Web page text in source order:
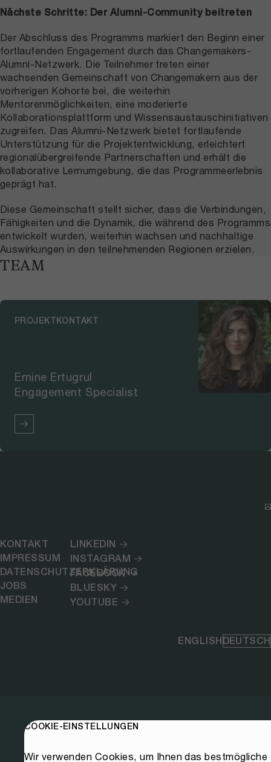
Nächste Schritte: Der Alumni-Community beitreten
Der Abschluss des Programms markiert den Beginn einer
fortlaufenden Engagement durch das Changemakers-
Alumni-Netzwerk. Die Teilnehmer treten einer
wachsenden Gemeinschaft von Changemakern aus der
vorherigen Kohorte bei, die weiterhin
Mentorenmöglichkeiten, eine moderierte
Kollaborationsplattform und Wissensaustauschinitiativen
zugreifen. Das Alumni-Netzwerk bietet fortlaufende
Unterstützung für die Projektentwicklung, erleichtert
regionalübergreifende Partnerschaften und erhält die
kollaborative Lernumgebung, die das Programmeerlebnis
geprägt hat.
Diese Gemeinschaft stellt sicher, dass die Verbindungen,
Fähigkeiten und die Dynamik, die während des Programms
entwickelt wurden, weiterhin wachsen und nachhaltige
Auswirkungen in den teilnehmenden Regionen erzielen.
TEAM
PROJEKTKONTAKT
Emine Ertugrul
Engagement Specialist
KONTAKT
IMPRESSUM
DATENSCHUTZERKLÄRUNG
JOBS
MEDIEN
LINKEDIN
INSTAGRAM
FACEBOOK
BLUESKY
YOUTUBE
ENGLISHDEUTSCH
COOKIE-EINSTELLUNGEN
Wir verwenden Cookies, um Ihnen das